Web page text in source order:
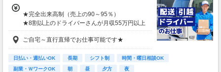
★完全出来高制（売上の90～95％）
★8割以上のドライバーさんが月収55万円以上
★支度金5～25万円補助あり（規定有）
★選べる入社祝い金アリ
⇒「初回稼働1か月後に3万円」or「1年後に10
万円」or「2年後に20万円」選べます！
ご自宅～直行直帰でお仕事可能です★
日払い・週払いOK 長期 シフト制
時間・曜日相談OK
副業・ＷワークOK
朝 昼 夕方 夜